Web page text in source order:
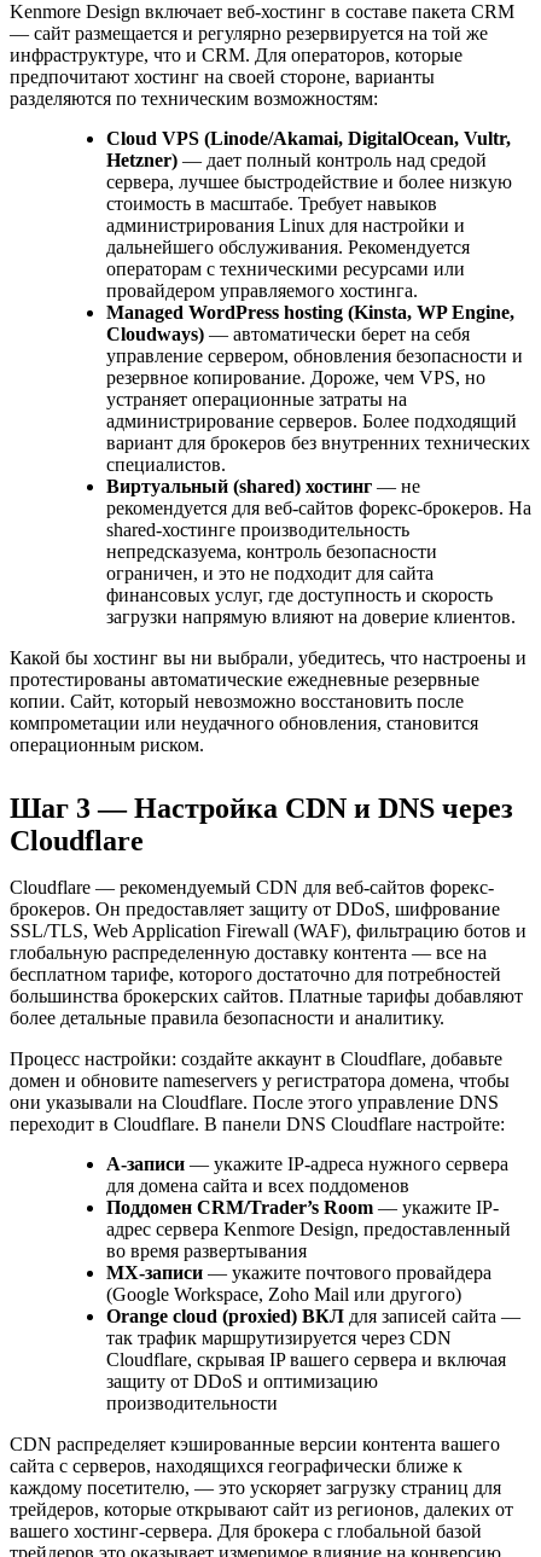
Kenmore Design включает веб-хостинг в составе пакета CRM
— сайт размещается и регулярно резервируется на той же
инфраструктуре, что и CRM. Для операторов, которые
предпочитают хостинг на своей стороне, варианты
разделяются по техническим возможностям:
Cloud VPS (Linode/Akamai, DigitalOcean, Vultr,
Hetzner) — дает полный контроль над средой
сервера, лучшее быстродействие и более низкую
стоимость в масштабе. Требует навыков
администрирования Linux для настройки и
дальнейшего обслуживания. Рекомендуется
операторам с техническими ресурсами или
провайдером управляемого хостинга.
Managed WordPress hosting (Kinsta, WP Engine,
Cloudways) — автоматически берет на себя
управление сервером, обновления безопасности и
резервное копирование. Дороже, чем VPS, но
устраняет операционные затраты на
администрирование серверов. Более подходящий
вариант для брокеров без внутренних технических
специалистов.
Виртуальный (shared) хостинг — не
рекомендуется для веб-сайтов форекс-брокеров. На
shared-хостинге производительность
непредсказуема, контроль безопасности
ограничен, и это не подходит для сайта
финансовых услуг, где доступность и скорость
загрузки напрямую влияют на доверие клиентов.
Какой бы хостинг вы ни выбрали, убедитесь, что настроены и
протестированы автоматические ежедневные резервные
копии. Сайт, который невозможно восстановить после
компрометации или неудачного обновления, становится
операционным риском.
Шаг 3 — Настройка CDN и DNS через
Cloudflare
Cloudflare — рекомендуемый CDN для веб-сайтов форекс-
брокеров. Он предоставляет защиту от DDoS, шифрование
SSL/TLS, Web Application Firewall (WAF), фильтрацию ботов и
глобальную распределенную доставку контента — все на
бесплатном тарифе, которого достаточно для потребностей
большинства брокерских сайтов. Платные тарифы добавляют
более детальные правила безопасности и аналитику.
Процесс настройки: создайте аккаунт в Cloudflare, добавьте
домен и обновите nameservers у регистратора домена, чтобы
они указывали на Cloudflare. После этого управление DNS
переходит в Cloudflare. В панели DNS Cloudflare настройте:
A-записи — укажите IP-адреса нужного сервера
для домена сайта и всех поддоменов
Поддомен CRM/Trader’s Room — укажите IP-
адрес сервера Kenmore Design, предоставленный
во время развертывания
MX-записи — укажите почтового провайдера
(Google Workspace, Zoho Mail или другого)
Orange cloud (proxied) ВКЛ для записей сайта —
так трафик маршрутизируется через CDN
Cloudflare, скрывая IP вашего сервера и включая
защиту от DDoS и оптимизацию
производительности
CDN распределяет кэшированные версии контента вашего
сайта с серверов, находящихся географически ближе к
каждому посетителю, — это ускоряет загрузку страниц для
трейдеров, которые открывают сайт из регионов, далеких от
вашего хостинг-сервера. Для брокера с глобальной базой
трейдеров это оказывает измеримое влияние на конверсию.